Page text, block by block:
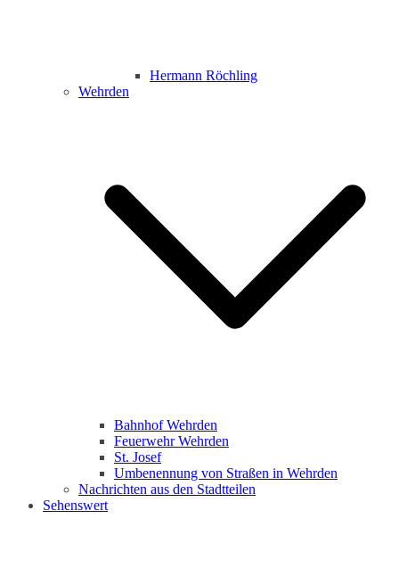
Hermann Röchling
Wehrden
Bahnhof Wehrden
Feuerwehr Wehrden
St. Josef
Umbenennung von Straßen in Wehrden
Nachrichten aus den Stadtteilen
Sehenswert